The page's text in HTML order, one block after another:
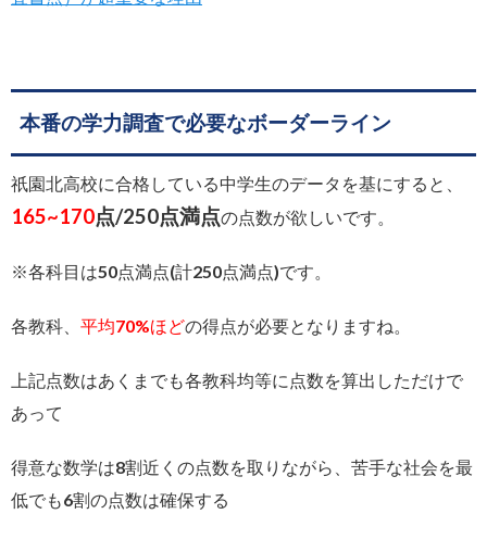
本番の学力調査で必要なボーダーライン
祇園北高校に合格している中学生のデータを基にすると、
165~170点/250点満点の点数が欲しいです。
※各科目は50点満点(計250点満点)です。
各教科、 平均70%ほどの得点が必要となりますね。
上記点数はあくまでも各教科均等に点数を算出しただけで
あって
得意な数学は8割近くの点数を取りながら、苦手な社会を最
低でも6割の点数は確保する